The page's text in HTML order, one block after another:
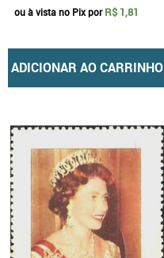
ou à vista no Pix porR$ 1,81
ADICIONAR AO CARRINHO